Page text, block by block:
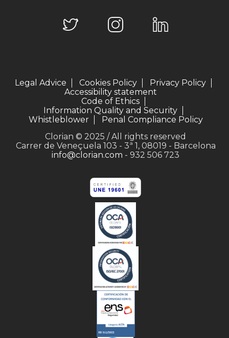
Legal Advice Cookies Policy
Privacy Policy
Accessibility statement
Code of Ethics
Information Quality and Security
Whistleblower
Penal Compliance Policy
Clorian © 2025 / All rights reserved
Carrer de Veneçuela 103 - 3ª 1, 08019 - Barcelona
info@clorian.com - 932 506 723